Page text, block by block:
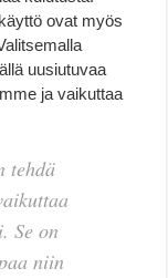
ovat myös
uusiutuvaa
ja vaikuttaa
tehdä
Se on
niin